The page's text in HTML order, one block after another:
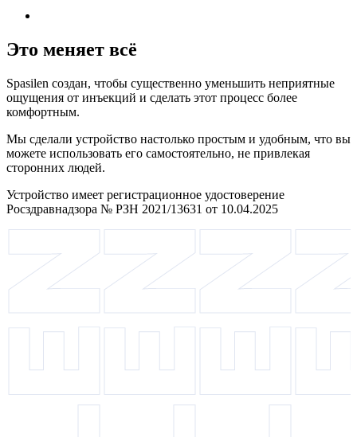
Это меняет всё
Spasilen создан, чтобы существенно уменьшить неприятные
ощущения от инъекций и сделать этот процесс более
комфортным.
Мы сделали устройство настолько простым и удобным, что вы
можете использовать его самостоятельно, не привлекая
сторонних людей.
Устройство имеет регистрационное удостоверение
Росздравнадзора № РЗН 2021/13631 от 10.04.2025